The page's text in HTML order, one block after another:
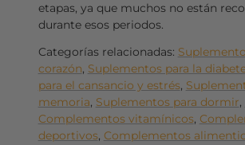
etapas, ya que muchos no están
durante esos periodos.
Categorías relacionadas:
corazón, Suplementos para la
para el cansancio y estrés,
memoria, Suplementos para dormir,
Complementos vitamínicos,
deportivos, Complementos